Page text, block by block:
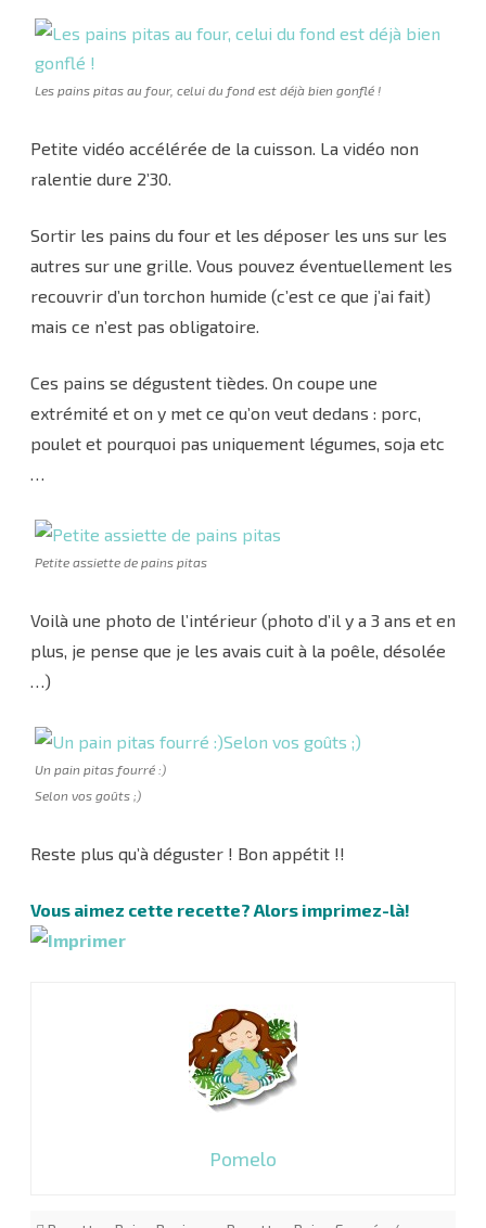
Les pains pitas au four, celui du fond est déjà bien gonflé !
Petite vidéo accélérée de la cuisson. La vidéo non
ralentie dure 2’30.
Sortir les pains du four et les déposer les uns sur les
autres sur une grille. Vous pouvez éventuellement les
recouvrir d’un torchon humide (c’est ce que j’ai fait)
mais ce n’est pas obligatoire.
Ces pains se dégustent tièdes. On coupe une
extrémité et on y met ce qu’on veut dedans : porc,
poulet et pourquoi pas uniquement légumes, soja etc
Petite assiette de pains pitas
Voilà une photo de l’intérieur (photo d’il y a 3 ans et en
plus, je pense que je les avais cuit à la poêle, désolée
…)
Un pain pitas fourré :)
Selon vos goûts ;)
Reste plus qu’à déguster ! Bon appétit !!
Vous aimez cette recette? Alors imprimez-là!
Pomelo